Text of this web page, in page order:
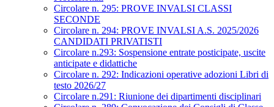
Circolare n. 295: PROVE INVALSI CLASSI
SECONDE
Circolare n. 294: PROVE INVALSI A.S. 2025/2026
CANDIDATI PRIVATISTI
Circolare n.293: Sospensione entrate posticipate, uscite
anticipate e didattiche
Circolare n. 292: Indicazioni operative adozioni Libri di
testo 2026/27
Circolare n.291: Riunione dei dipartimenti disciplinari